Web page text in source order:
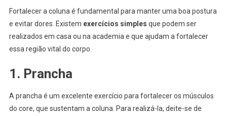
Fortalecer a coluna é fundamental para manter uma boa postura
e evitar dores. Existem exercícios simples que podem ser
realizados em casa ou na academia e que ajudam a fortalecer
essa região vital do corpo.
1. Prancha
A prancha é um excelente exercício para fortalecer os músculos
do core, que sustentam a coluna. Para realizá-la, deite-se de